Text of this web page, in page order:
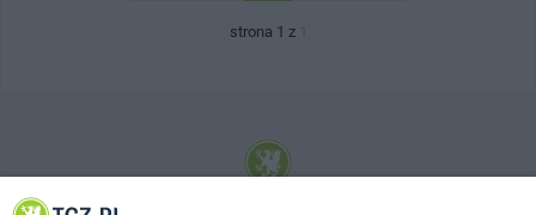
strona 1 z 1
© 2001-2026 Tczew - TCZ.PL Sp. z o.o. Internetowy Serwis Informacyjny Miasta